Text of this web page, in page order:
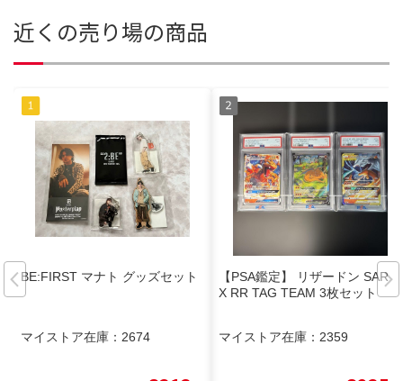
近くの売り場の商品
BE:FIRST マナト グッズセット
マイストア在庫： 2674
【PSA鑑定】 リザードン SAR G
X RR TAG TEAM 3枚セット
マイストア在庫： 2359